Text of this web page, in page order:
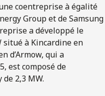
coentreprise à égalité
Group et de Samsung
a développé le
situé à Kincardine en
d’Armow, qui a
est composé de
2,3 MW.